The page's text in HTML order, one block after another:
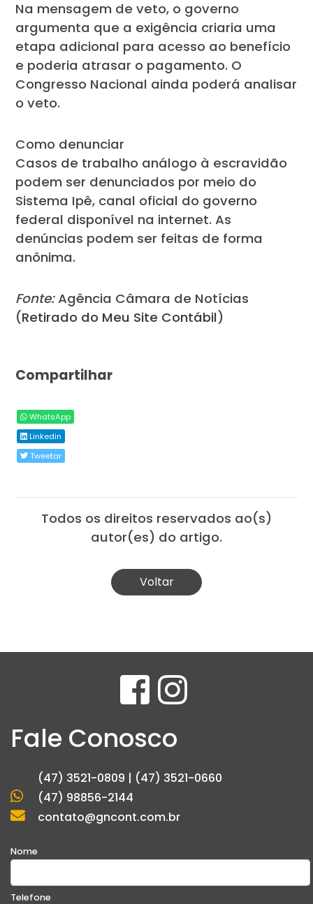
Na mensagem de veto, o governo
argumenta que a exigência criaria uma
etapa adicional para acesso ao benefício
e poderia atrasar o pagamento. O
Congresso Nacional ainda poderá analisar
o veto.
Como denunciar
Casos de trabalho análogo à escravidão
podem ser denunciados por meio do
Sistema Ipê, canal oficial do governo
federal disponível na internet. As
denúncias podem ser feitas de forma
anônima.
Fonte:Agência Câmara de Notícias
(Retirado do Meu Site Contábil)
Compartilhar
WhatsApp
Linkedin
Tweetar
Todos os direitos reservados ao(s)
autor(es) do artigo.
Voltar
Fale Conosco
(47) 3521-0809 | (47) 3521-0660
(47) 98856-2144
contato@gncont.com.br
Nome
Telefone